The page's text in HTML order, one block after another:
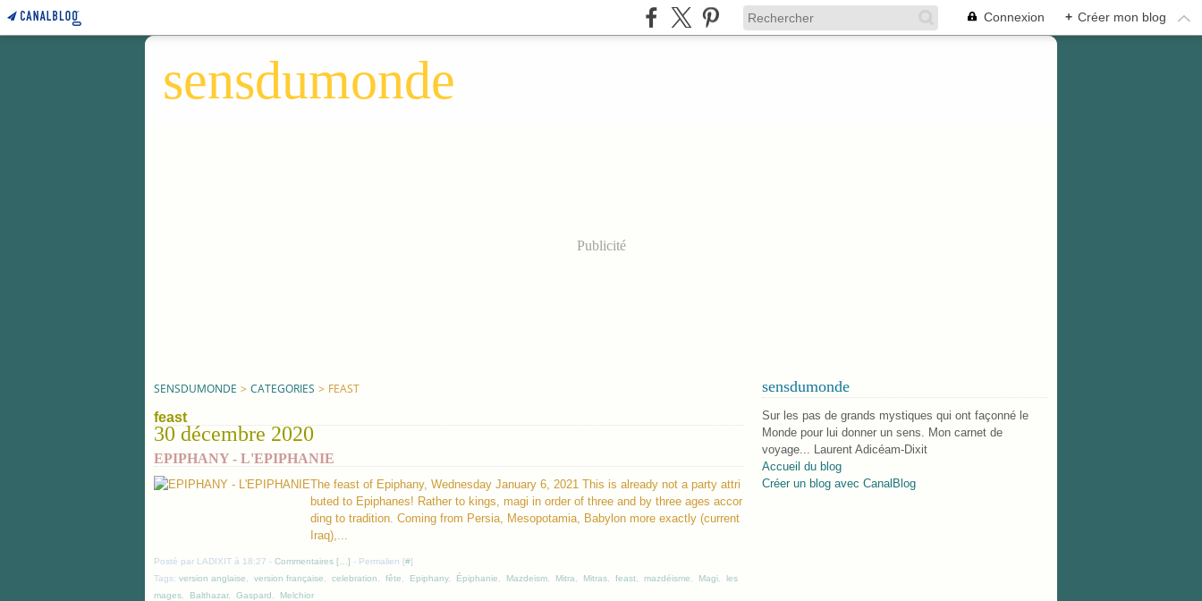
Connexion + Créer mon blog
sensdumonde
Publicité
SENSDUMONDE > CATEGORIES > FEAST
feast
30 décembre 2020
EPIPHANY - L'EPIPHANIE
The feast of Epiphany, Wednesday January 6, 2021 This is already not a party attri
buted to Epiphanes! Rather to kings, magi in order of three and by three ages accor
ding to tradition. Coming from Persia, Mesopotamia, Babylon more exactly (current
Iraq),...
Posté par LADIXIT à 18:27 - Commentaires [ ] - Permalien [#]
Tags: version anglaise version française celebration fête Epiphany, Épiphanie Mazdeism Mitra Mitras feast mazdéisme Magi
les
mages
Balthazar, Gaspard Melchior
sensdumonde
Sur les pas de grands mystiques qui ont façonné le
Monde pour lui donner un sens. Mon carnet de
voyage... Laurent Adicéam-Dixit
Accueil du blog
Créer un blog avec CanalBlog